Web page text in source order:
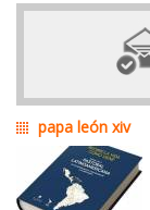
papa león xiv